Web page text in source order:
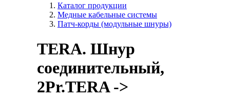
Каталог продукции
Медные кабельные системы
Патч-корды (модульные шнуры)
TERA. Шнур
соединительный,
2Pr.TERA ->